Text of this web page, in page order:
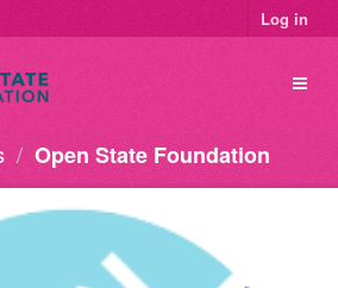
Log in
Open State Foundation